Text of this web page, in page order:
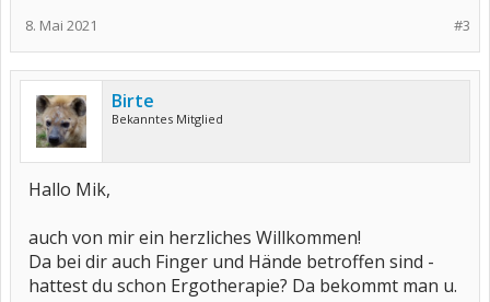
#3
8. Mai 2021
Birte
Bekanntes Mitglied
Hallo Mik,
auch von mir ein herzliches Willkommen!
Da bei dir auch Finger und Hände betroffen sind -
hattest du schon Ergotherapie? Da bekommt man u.